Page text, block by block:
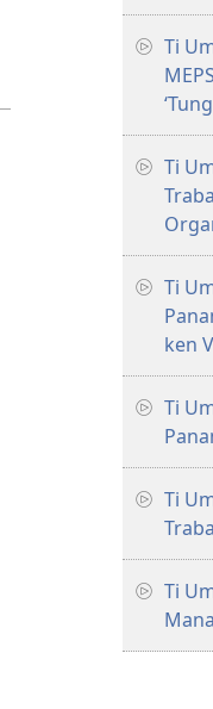
Ti
Ti
Ti
ken
Ti
Ti
Ti